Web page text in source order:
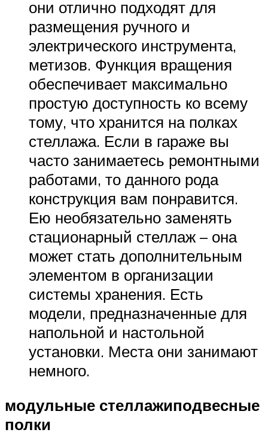
они отлично подходят для
размещения ручного и
электрического инструмента,
метизов. Функция вращения
обеспечивает максимально
простую доступность ко всему
тому, что хранится на полках
стеллажа. Если в гараже вы
часто занимаетесь ремонтными
работами, то данного рода
конструкция вам понравится.
Ею необязательно заменять
стационарный стеллаж – она
может стать дополнительным
элементом в организации
системы хранения. Есть
модели, предназначенные для
напольной и настольной
установки. Места они занимают
немного.
модульные стеллажиподвесные
полки